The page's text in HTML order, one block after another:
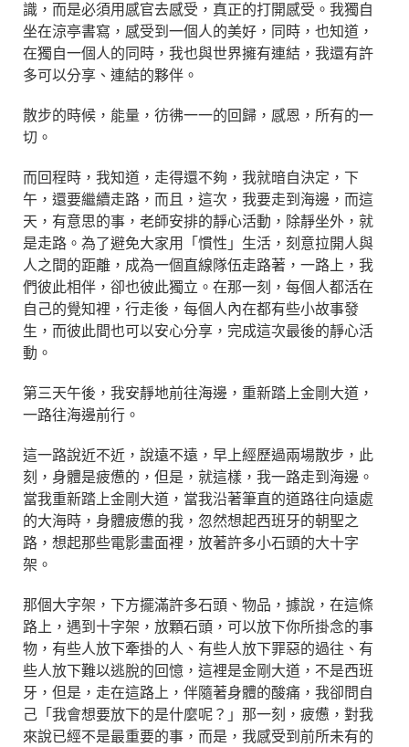
識，而是必須用感官去感受，真正的打開感受。我獨自
坐在涼亭書寫，感受到一個人的美好，同時，也知道，
在獨自一個人的同時，我也與世界擁有連結，我還有許
多可以分享、連結的夥伴。
散步的時候，能量，彷彿一一的回歸，感恩，所有的一
切。
而回程時，我知道，走得還不夠，我就暗自決定，下
午，還要繼續走路，而且，這次，我要走到海邊，而這
天，有意思的事，老師安排的靜心活動，除靜坐外，就
是走路。為了避免大家用「慣性」生活，刻意拉開人與
人之間的距離，成為一個直線隊伍走路著，一路上，我
們彼此相伴，卻也彼此獨立。在那一刻，每個人都活在
自己的覺知裡，行走後，每個人內在都有些小故事發
生，而彼此間也可以安心分享，完成這次最後的靜心活
動。
第三天午後，我安靜地前往海邊，重新踏上金剛大道，
一路往海邊前行。
這一路說近不近，說遠不遠，早上經歷過兩場散步，此
刻，身體是疲憊的，但是，就這樣，我一路走到海邊。
當我重新踏上金剛大道，當我沿著筆直的道路往向遠處
的大海時，身體疲憊的我，忽然想起西班牙的朝聖之
路，想起那些電影畫面裡，放著許多小石頭的大十字
架。
那個大字架，下方擺滿許多石頭、物品，據說，在這條
路上，遇到十字架，放顆石頭，可以放下你所掛念的事
物，有些人放下牽掛的人、有些人放下罪惡的過往、有
些人放下難以逃脫的回憶，這裡是金剛大道，不是西班
牙，但是，走在這路上，伴隨著身體的酸痛，我卻問自
己「我會想要放下的是什麼呢？」那一刻，疲憊，對我
來說已經不是最重要的事，而是，我感受到前所未有的